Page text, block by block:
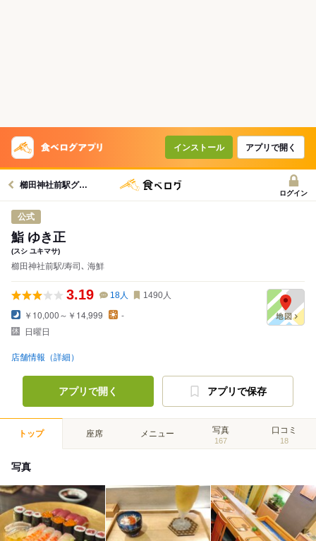
インストール アプリで開く
櫛田神社前駅グルメへ
ログイン
公式
鮨 ゆき正
(スシ ユキマサ)
櫛田神社前駅/寿司､ 海鮮
3.19 18人 1490人
￥10,000～￥14,999
-
日曜日
店舗情報（詳細）
アプリで開く アプリで保存
トップ 座席 メニュー 写真
167
口コミ
18
写真